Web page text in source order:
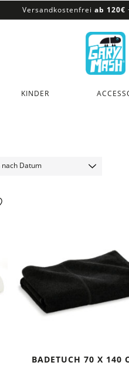
Versandkostenfrei ab 120€
Versandkostenfreiab 120€
KINDER
BADETUCH 70 X 140